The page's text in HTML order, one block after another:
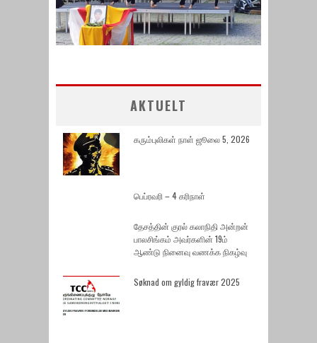
AKTUELT
கரும்புலிகள் நாள் ஜூலை 5, 2026
பெப்ரவரி – 4 கரிநாள்
தேசத்தின் குரல் கலாநிதி அன்றன்
பாலசிங்கம் அவர்களின் 19ம்
ஆண்டு நினைவு வணக்க நிகழ்வு
Søknad om gyldig fravær 2025